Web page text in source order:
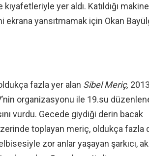
yer aldı. Katıldığı
ekrana yansıtmamak için Okan
fazla yer alan Sibel Meriç,
organizasyonu ile 19.su
vurdu. Gecede giydiği derin bacak
toplayan meriç, oldukça fazla
zor anlar yaşayan şarkıcı,